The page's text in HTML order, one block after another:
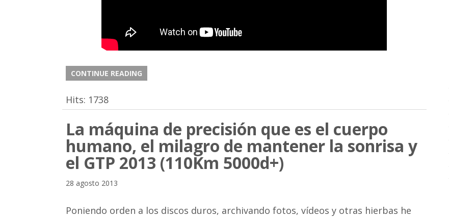
CONTINUE READING
Hits: 1738
La máquina de precisión que es el cuerpo
humano, el milagro de mantener la sonrisa y
el GTP 2013 (110Km 5000d+)
28 agosto 2013
Poniendo orden a los discos duros, archivando fotos, vídeos y otras hierbas he